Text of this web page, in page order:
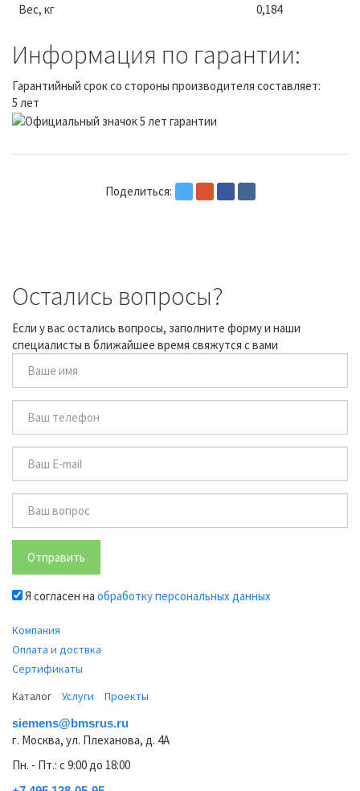
Вес, кг
0,184
Информация по гарантии:
Гарантийный срок со стороны производителя составляет:
5 лет
Поделиться:
Остались вопросы?
Если у вас остались вопросы, заполните форму и наши
специалисты в ближайшее время свяжутся с вами
Отправить
Я согласен на обработку персональных данных
Компания
Оплата и доствка
Сертификаты
Каталог
Услуги Проекты
siemens@bmsrus.ru
г. Москва, ул. Плеханова, д. 4А
Пн. - Пт.: c 9:00 до 18:00